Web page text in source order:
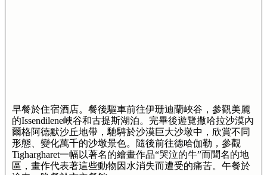
早餐於住宿酒店。餐後驅車前往伊珊迪蘭峽谷，參觀美麗
的Issendilene峽谷和古提斯湖泊。完畢後遊覽撒哈拉沙漠內
爾格阿德默沙丘地帶，馳騁於沙漠巨大沙墩中，欣賞不同
形態、變化萬千的沙墩景色。隨後前往德哈伽勒，參觀
Tighargharet一幅以著名的繪畫作品“哭泣的牛”而聞名的地
區，畫作代表著這些動物因水消失而遭受的痛苦。午餐於